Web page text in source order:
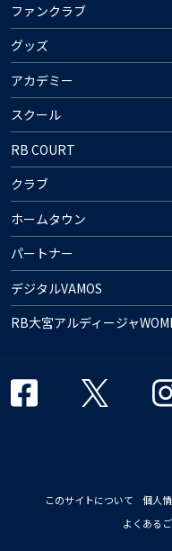
ファンクラブ
グッズ
アカデミー
スクール
RB COURT
クラブ
ホームタウン
パートナー
デジタルVAMOS
RB大宮アルディージャ
このサイトについて 個人
よくある